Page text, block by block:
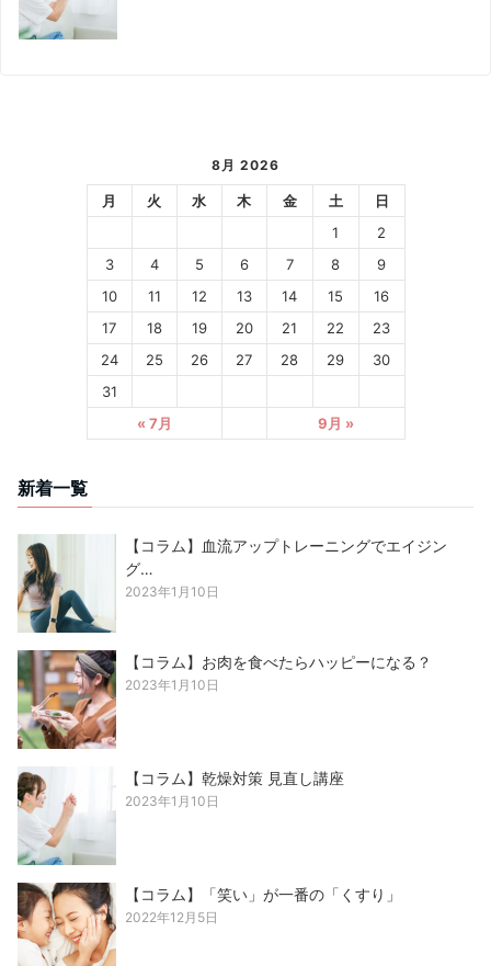
8月 2026
月 火 水 木 金 土
日
1
2
3
4 5 6 7 8
9
10
11 12 13 14 15
16
17
18 19 20 21 22
23
24
25 26 27 28 29
30
31
« 7月
9月 »
新着一覧
【コラム】血流アップトレーニングでエイジン
グ…
2023年1月10日
【コラム】お肉を食べたらハッピーになる？
2023年1月10日
【コラム】乾燥対策 見直し講座
2023年1月10日
【コラム】「笑い」が一番の「くすり」
2022年12月5日